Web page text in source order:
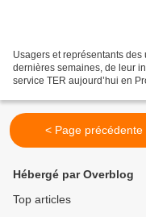
Usagers et représentants
dernières semaines, de leur
service TER aujourd’hui en
< Page précédente
Hébergé par Overblog
Top articles